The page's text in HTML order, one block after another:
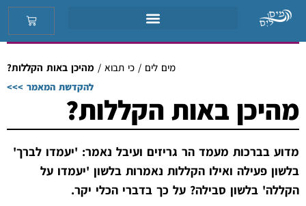
מים לים / כי תבוא / מהיכן באות הקללות?
להקדשת המאמר >>>
מהיכן באות הקללות?
מדוע בברכות מעמד הר גריזים ועיבל נאמר: 'יעמדו לברך'
בלשון פעילה ואילו הקללות נאמרות בלשון 'יעמדו על
הקללה' בלשון סבילה? על כך בדברי הכלי יקר.